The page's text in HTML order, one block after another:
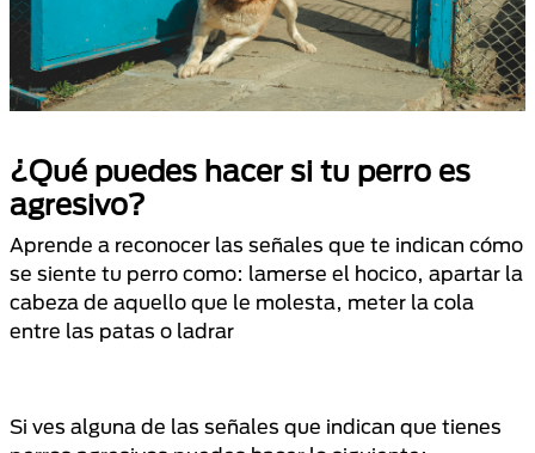
¿Qué puedes hacer si tu perro es
agresivo?
Aprende a reconocer las señales que te indican cómo
se siente tu perro como: lamerse el hocico, apartar la
cabeza de aquello que le molesta, meter la cola
entre las patas o ladrar
Si ves alguna de las señales que indican que tienes